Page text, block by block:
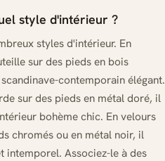
style d'intérieur ?
styles d'intérieur. En
sur des pieds en bois
contemporain élégant.
sur des pieds en métal doré, il
bohème chic. En velours
chromés ou en métal noir, il
intemporel. Associez-le à des